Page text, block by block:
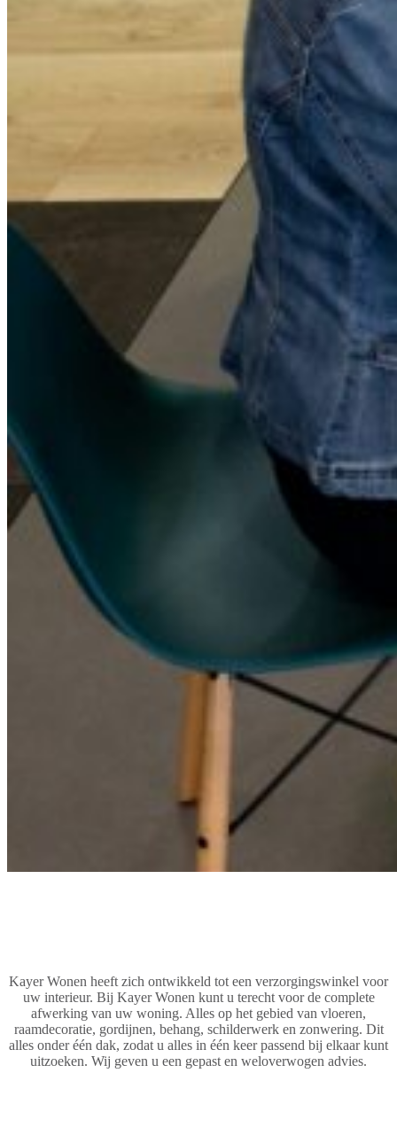
Kayer Wonen heeft zich ontwikkeld tot een verzorgingswinkel voor
uw interieur. Bij Kayer Wonen kunt u terecht voor de complete
afwerking van uw woning. Alles op het gebied van vloeren,
raamdecoratie, gordijnen, behang, schilderwerk en zonwering. Dit
alles onder één dak, zodat u alles in één keer passend bij elkaar kunt
uitzoeken. Wij geven u een gepast en weloverwogen advies.